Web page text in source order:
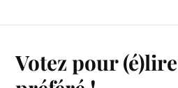
Votez pour